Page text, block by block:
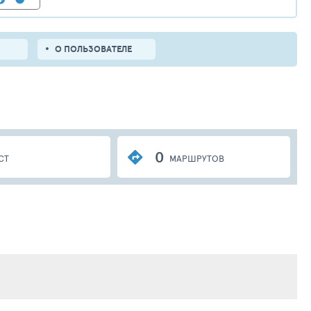
О ПОЛЬЗОВАТЕЛЕ
0 МАРШРУТОВ